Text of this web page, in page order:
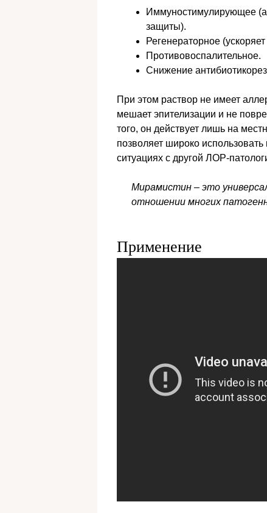
Иммуностимулирующее
защиты).
Регенераторное
Противовоспалительное.
Снижение
При этом раствор не имеет
мешает эпителизации и не
того, он действует лишь на
позволяет широко
ситуациях с другой ЛОР-
Мирамистин – это
отношении многих
Применение